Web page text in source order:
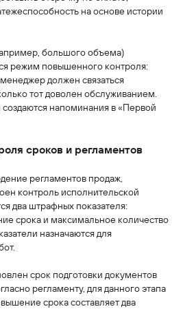
на основе истории
большого объема)
режим повышенного контроля:
должен связаться
тот доволен обслуживанием.
создаются напоминания в «Первой
сроков и регламентов
регламентов продаж,
контроль исполнительской
два штрафных показателя:
срока и максимальное количество
назначаются для
срок подготовки документов
регламенту, для данного этапа
срока составляет два